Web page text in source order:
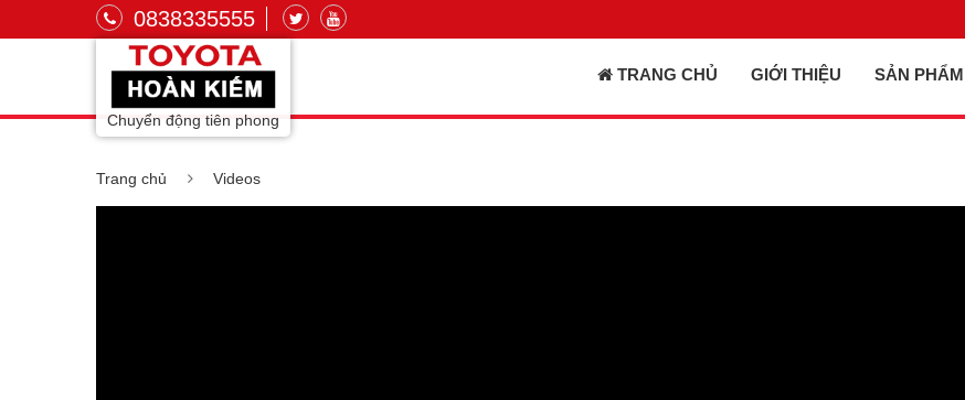
0838335555
Chuyển động tiên phong
TRANG CHỦ GIỚI THIỆU SẢN PHẨM
Trang chủ Videos